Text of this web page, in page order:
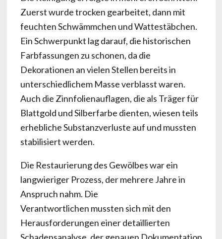
Zuerst wurde trocken gearbeitet, dann mit
feuchten Schwämmchen und Wattestäbchen.
Ein Schwerpunkt lag darauf, die historischen
Farbfassungen zu schonen, da die
Dekorationen an vielen Stellen bereits in
unterschiedlichem Masse verblasst waren.
Auch die Zinnfolienauflagen, die als Träger für
Blattgold und Silberfarbe dienten, wiesen teils
erhebliche Substanzverluste auf und mussten
stabilisiert werden.
Die Restaurierung des Gewölbes war ein
langwieriger Prozess, der mehrere Jahre in
Anspruch nahm. Die
Verantwortlichen mussten sich mit den
Herausforderungen einer detaillierten